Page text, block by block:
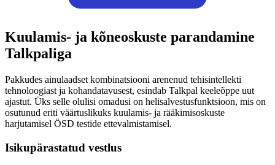
Kuulamis- ja kõneoskuste parandamine
Talkpaliga
Pakkudes ainulaadset kombinatsiooni arenenud tehisintellekti
tehnoloogiast ja kohandatavusest, esindab Talkpal keeleõppe uut
ajastut. Üks selle olulisi omadusi on helisalvestusfunktsioon, mis on
osutunud eriti väärtuslikuks kuulamis- ja rääkimisoskuste
harjutamisel ÖSD testide ettevalmistamisel.
Isikupärastatud vestlus